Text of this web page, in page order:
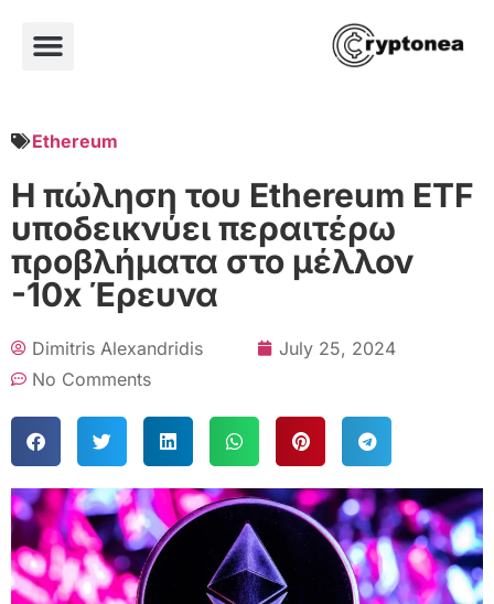
Ethereum
Η πώληση του Ethereum ETF
υποδεικνύει περαιτέρω
προβλήματα στο μέλλον
-10x Έρευνα
Dimitris Alexandridis
July 25, 2024
No Comments